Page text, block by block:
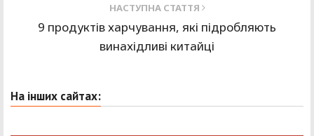
НАСТУПНА СТАТТЯ
9 продуктів харчування, які підробляють
винахідливі китайці
На інших сайтах: